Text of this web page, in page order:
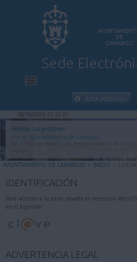
DE
CAMARGO
Sede
INICIO
INFORMACIÓN
CARPETA
VALIDACIÓN DE
AYUDA
ÁREA PERSONAL
08/08/2026 03:32:01
Realiza tus gestiones
con el Ayuntamiento de Camargo
AYUNTAMIENTO DE CAMARGO > INICIO > LOGIN
IDENTIFICACIÓN
Para acceder a la zona privada es necesario
en el logotipo.
ADVERTENCIA LEGAL